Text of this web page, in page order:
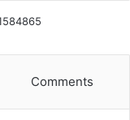
Comments